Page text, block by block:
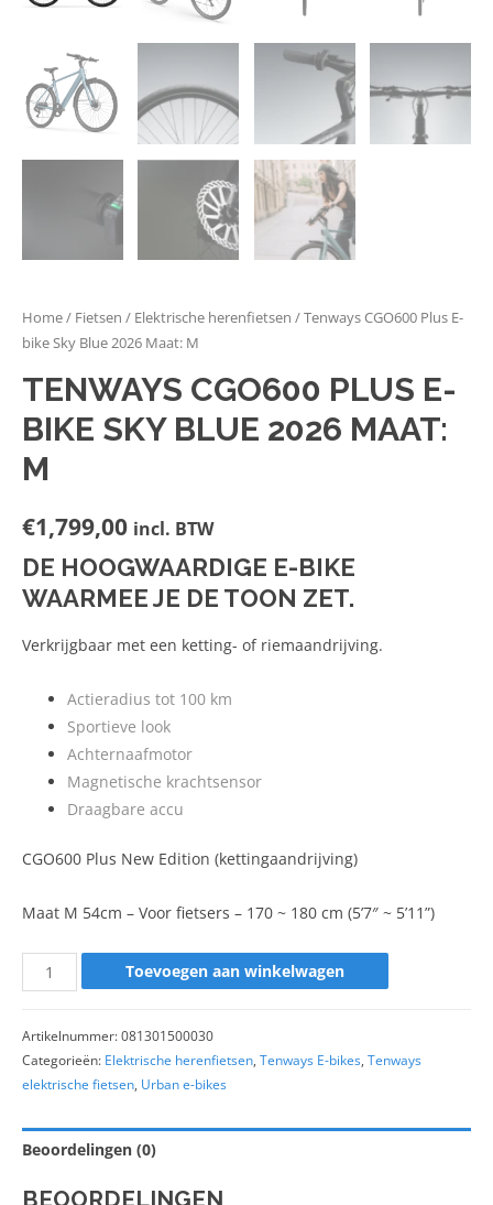
Home/ Fietsen / Elektrische herenfietsen / Tenways CGO600 Plus E-
bike Sky Blue 2026 Maat: M
TENWAYS CGO600 PLUS E-
BIKE SKY BLUE 2026 MAAT:
M
€1,799,00 incl. BTW
DE HOOGWAARDIGE E-BIKE
WAARMEE JE DE TOON ZET.
Verkrijgbaar met een ketting- of riemaandrijving.
Actieradius tot 100 km
Sportieve look
Achternaafmotor
Magnetische krachtsensor
Draagbare accu
CGO600 Plus New Edition (kettingaandrijving)
Maat M 54cm – Voor fietsers – 170 ~ 180 cm (5’7″ ~ 5’11”)
Toevoegen aan winkelwagen
Artikelnummer:081301500030
Categorieën: Elektrische herenfietsen, Tenways E-bikes, Tenways
elektrische fietsen, Urban e-bikes
Beoordelingen (0)